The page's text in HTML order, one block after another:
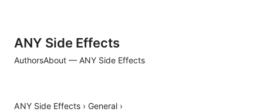
ANY Side Effects
AuthorsAbout — ANY Side Effects
ANY Side Effects › General ›